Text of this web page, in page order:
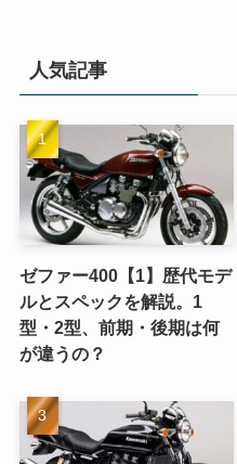
人気記事
ゼファー400【1】歴代モデ
ルとスペックを解説。1
型・2型、前期・後期は何
が違うの？